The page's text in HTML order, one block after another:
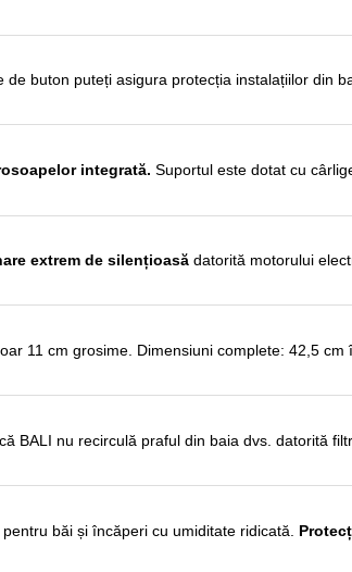
de buton puteți asigura protecția instalațiilor din
integrată. Suportul este dotat cu
extrem de silențioasă datorită motorului
11 cm grosime. Dimensiuni complete: 42,5 cm
BALI nu recirculă praful din baia dvs. datorită
băi și încăperi cu umiditate ridicată.